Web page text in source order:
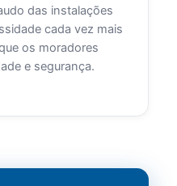
das instalações
cada vez mais
os moradores
e segurança.